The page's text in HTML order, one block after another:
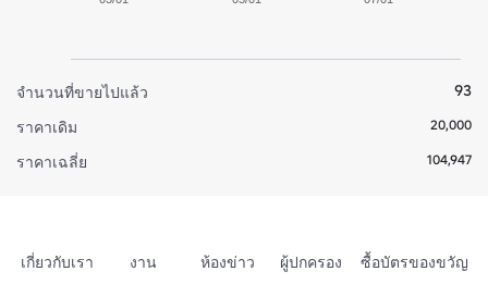
จำนวนที่ขายไปแล้ว
93
ราคาเดิม
20,000
ราคาเฉลี่ย 104,947
เกี่ยวกับเรา งาน ห้องข่าว ผู้ปกครอง ซื้อบัตรของขวัญ